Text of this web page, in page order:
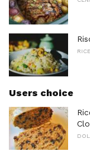
Users choice